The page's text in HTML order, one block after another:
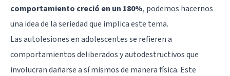
comportamiento creció en un 180%, podemos hacernos
una idea de la seriedad que implica este tema.
Las autolesiones en adolescentes se refieren a
comportamientos deliberados y autodestructivos que
involucran dañarse a sí mismos de manera física. Este